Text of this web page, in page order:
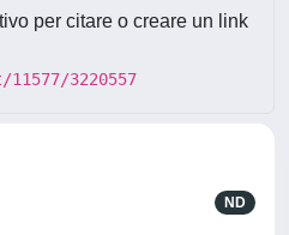
per citare o creare un link
3220557
ND